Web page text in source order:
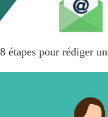
8 étapes pour rédiger